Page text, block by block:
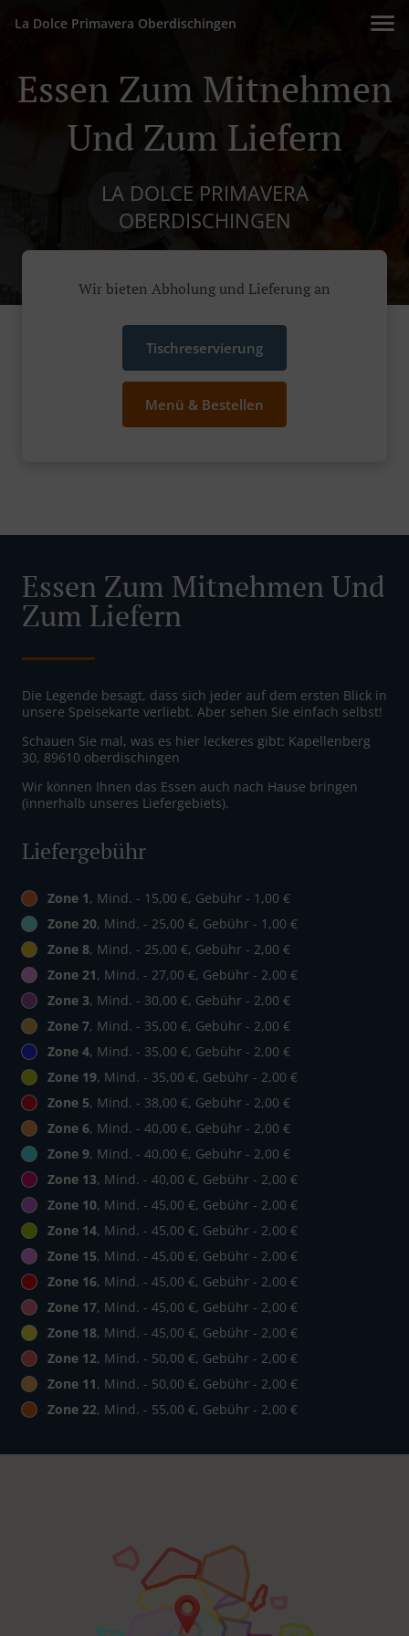
La Dolce Primavera Oberdischingen
Essen Zum Mitnehmen
Und Zum Liefern
LA DOLCE PRIMAVERA
OBERDISCHINGEN
Wir bieten Abholung und Lieferung an
Tischreservierung
Menü & Bestellen
Essen Zum Mitnehmen Und
Zum Liefern
Die Legende besagt, dass sich jeder auf dem ersten Blick in
unsere Speisekarte verliebt. Aber sehen Sie einfach selbst!
Schauen Sie mal, was es hier leckeres gibt: Kapellenberg
30, 89610 oberdischingen
Wir können Ihnen das Essen auch nach Hause bringen
(innerhalb unseres Liefergebiets).
Liefergebühr
Zone 1, Mind. - 15,00 €, Gebühr - 1,00 €
Zone 20, Mind. - 25,00 €, Gebühr - 1,00 €
Zone 8, Mind. - 25,00 €, Gebühr - 2,00 €
Zone 21, Mind. - 27,00 €, Gebühr - 2,00 €
Zone 3, Mind. - 30,00 €, Gebühr - 2,00 €
Zone 7, Mind. - 35,00 €, Gebühr - 2,00 €
Zone 4, Mind. - 35,00 €, Gebühr - 2,00 €
Zone 19, Mind. - 35,00 €, Gebühr - 2,00 €
Zone 5, Mind. - 38,00 €, Gebühr - 2,00 €
Zone 6, Mind. - 40,00 €, Gebühr - 2,00 €
Zone 9, Mind. - 40,00 €, Gebühr - 2,00 €
Zone 13, Mind. - 40,00 €, Gebühr - 2,00 €
Zone 10, Mind. - 45,00 €, Gebühr - 2,00 €
Zone 14, Mind. - 45,00 €, Gebühr - 2,00 €
Zone 15, Mind. - 45,00 €, Gebühr - 2,00 €
Zone 16, Mind. - 45,00 €, Gebühr - 2,00 €
Zone 17, Mind. - 45,00 €, Gebühr - 2,00 €
Zone 18, Mind. - 45,00 €, Gebühr - 2,00 €
Zone 12, Mind. - 50,00 €, Gebühr - 2,00 €
Zone 11, Mind. - 50,00 €, Gebühr - 2,00 €
Zone 22, Mind. - 55,00 €, Gebühr - 2,00 €